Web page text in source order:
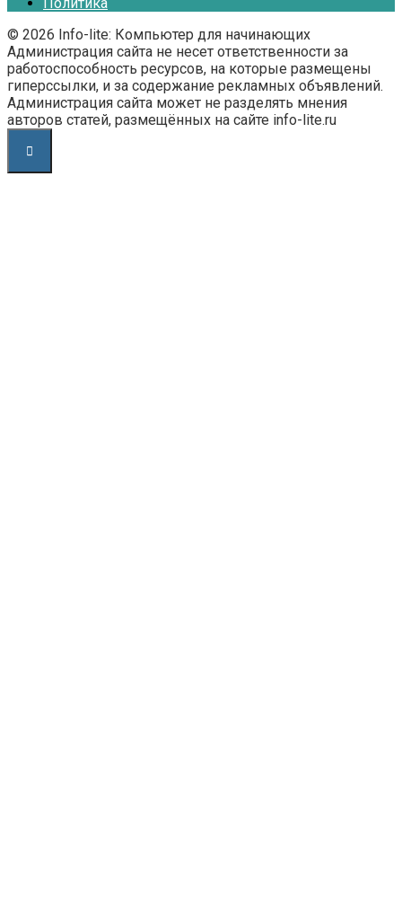
© 2026 Info-lite: Компьютер для начинающих
Администрация сайта не несет ответственности за
работоспособность ресурсов, на которые размещены
гиперссылки, и за содержание рекламных объявлений.
Администрация сайта может не разделять мнения
авторов статей, размещённых на сайте info-lite.ru